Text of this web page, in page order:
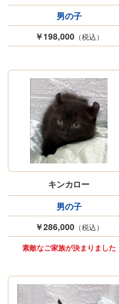
男の子
￥198,000（税込）
キンカロー
男の子
￥286,000（税込）
素敵なご家族が決まりました